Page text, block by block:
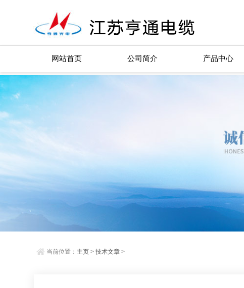
网站首页 公司简介 产品中心
当前位置： 主页 >技术文章 >